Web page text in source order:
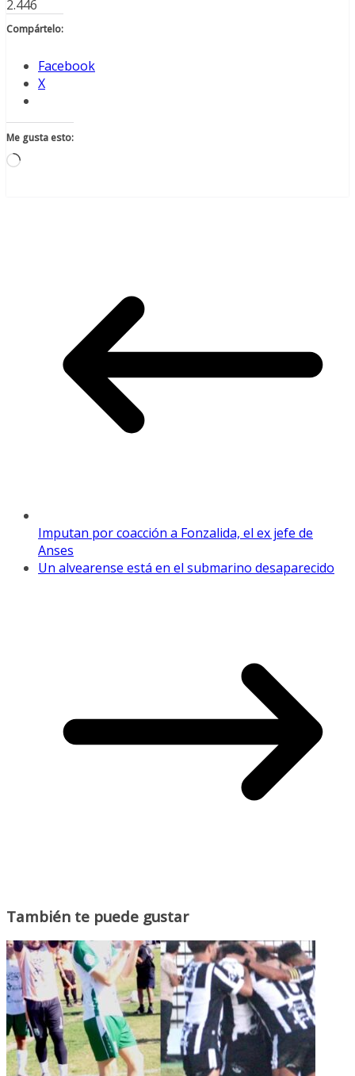
2.446
Compártelo:
Facebook
X
Me gusta esto:
Cargando...
Imputan por coacción a Fonzalida, el ex jefe de
Anses
Un alvearense está en el submarino desaparecido
También te puede gustar